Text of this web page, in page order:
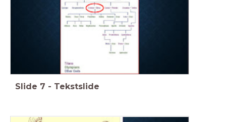
Slide 7 - Tekstslide